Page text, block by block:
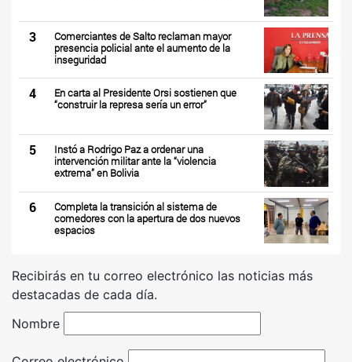
3
Comerciantes de Salto reclaman mayor
presencia policial ante el aumento de la
inseguridad
4
En carta al Presidente Orsi sostienen que
“construir la represa sería un error”
5
Instó a Rodrigo Paz a ordenar una
intervención militar ante la “violencia
extrema” en Bolivia
6
Completa la transición al sistema de
comedores con la apertura de dos nuevos
espacios
Recibirás en tu correo electrónico las noticias más
destacadas de cada día.
Nombre